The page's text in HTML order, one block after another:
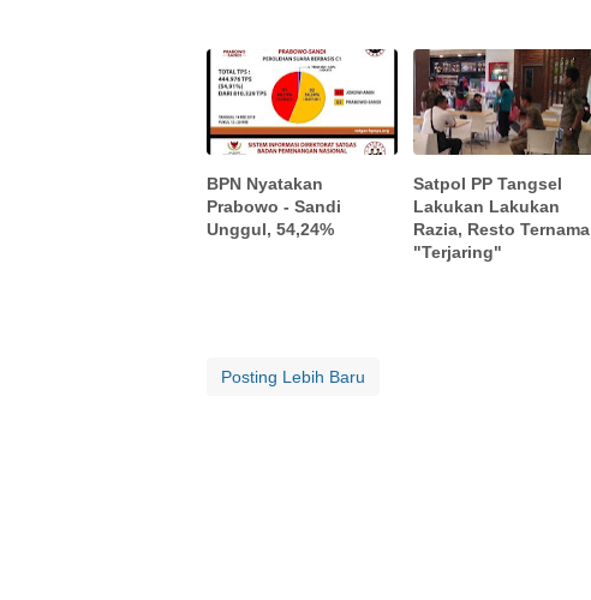
BPN Nyatakan
Prabowo - Sandi
Unggul, 54,24%
Satpol PP Tangsel
Lakukan Lakukan
Razia, Resto Ternama
"Terjaring"
Posting Lebih Baru